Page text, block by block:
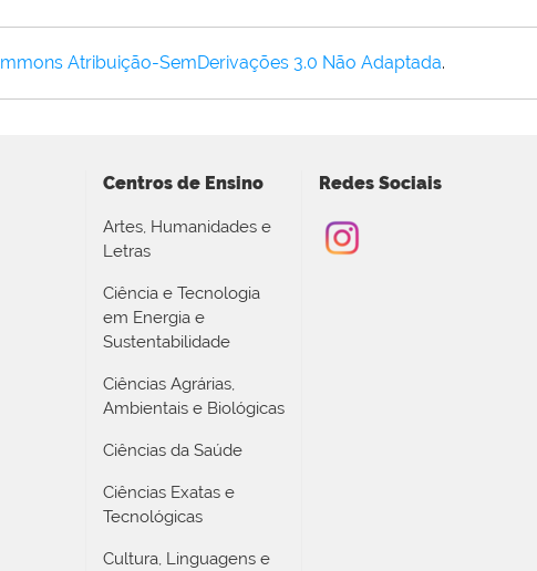
Atribuição-SemDerivações 3.0 Não Adaptada.
Centros de Ensino
Artes, Humanidades e
Letras
Ciência e Tecnologia
em Energia e
Sustentabilidade
Ciências Agrárias,
Ambientais e Biológicas
Ciências da Saúde
Ciências Exatas e
Tecnológicas
Cultura, Linguagens e
Redes Sociais